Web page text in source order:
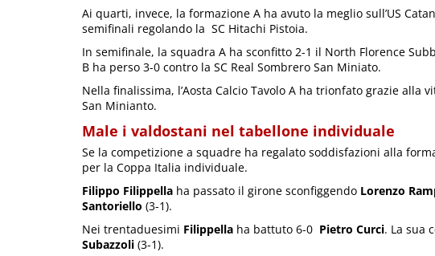
Ai quarti, invece, la formazione A ha avuto la meglio sull’US
semifinali regolando la SC Hitachi Pistoia.
In semifinale, la squadra A ha sconfitto 2-1 il North Florence
B ha perso 3-0 contro la SC Real Sombrero San Miniato.
Nella finalissima, l’Aosta Calcio Tavolo A ha trionfato grazie
San Minianto.
Male i valdostani nel tabellone individuale
Se la competizione a squadre ha regalato soddisfazioni alla
per la Coppa Italia individuale.
Filippo Filippella ha passato il girone sconfiggendo Lorenzo
Santoriello (3-1).
Nei trentaduesimi Filippella ha battuto 6-0 Pietro Curci. La sua
Subazzoli (3-1).